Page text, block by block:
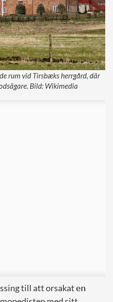
rum vid Tirsbæks herrgård, där
Bild: Wikimedia
till att orsakaten